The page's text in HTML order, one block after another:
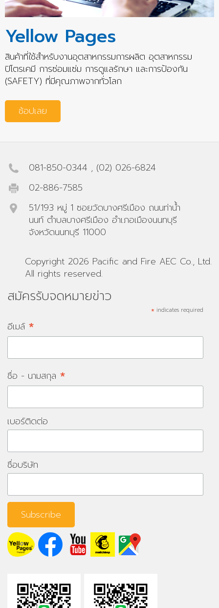
Yellow Pages
สินค้าที่ใช้สำหรับงานอุตสาหกรรมการผลิต อุตสาหกรรม
ปิโตรเคมี การซ่อมแซ่ม การดูแลรักษา และการป้องกัน
(SAFETY) ที่มีคุณภาพจากทั่วโลก
ช้อปเลย
081-850-0344 , (02) 026-6824
02-886-7585
51/193 หมู่ 1 ซอยวัดบางศรีเมือง ถนนท่าน้ำ
นนท์ ตำบลบางศรีเมือง อำเภอเมืองนนทบุรี
จังหวัดนนทบุรี 11000
Copyright 2026 Pacific and Fire AEC Co., Ltd.
All rights reserved.
สมัครรับจดหมายข่าว
* indicates required
อีเมล์ *
ชื่อ - นามสกุล *
เบอร์ติดต่อ
ชื่อบริษัท